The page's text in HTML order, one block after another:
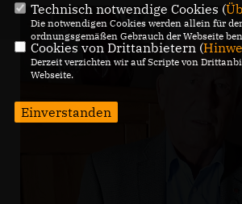
Technisch notwendige Cookies (
Die notwendigen Cookies werden allein für
ordnungsgemäßen Gebrauch der Webseite
Cookies von Drittanbietern (
Derzeit verzichten wir auf Scripte von
Webseite.
Einverstanden